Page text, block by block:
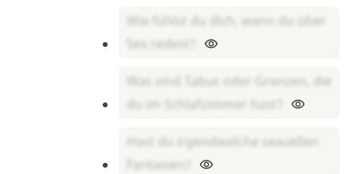
Wie fühlst du dich, wenn du über
Sex redest?
Was sind Tabus oder Grenzen, die
du im Schlafzimmer hast?
Hast du irgendwelche sexuellen
Fantasien?